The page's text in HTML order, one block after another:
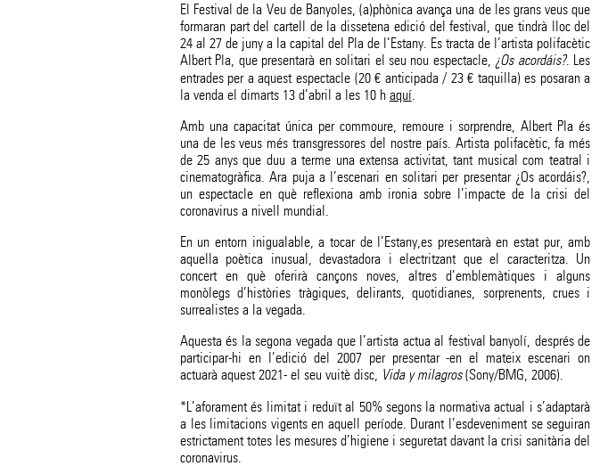
El Festival de la Veu de Banyoles, (a)phònica avança una de les grans veus que
formaran part del cartell de la dissetena edició del festival, que tindrà lloc del
24 al 27 de juny a la capital del Pla de l’Estany. Es tracta de l’artista polifacètic
Albert Pla, que presentarà en solitari el seu nou espectacle, ¿Os acordáis?. Les
entrades per a aquest espectacle (20 € anticipada / 23 € taquilla) es posaran a
la venda el dimarts 13 d’abril a les 10 h aquí.
Amb una capacitat única per commoure, remoure i sorprendre, Albert Pla és
una de les veus més transgressores del nostre país. Artista polifacètic, fa més
de 25 anys que duu a terme una extensa activitat, tant musical com teatral i
cinematogràfica. Ara puja a l’escenari en solitari per presentar ¿Os acordáis?,
un espectacle en què reflexiona amb ironia sobre l’impacte de la crisi del
coronavirus a nivell mundial.
En un entorn inigualable, a tocar de l’Estany,es presentarà en estat pur, amb
aquella poètica inusual, devastadora i electritzant que el caracteritza. Un
concert en què oferirà cançons noves, altres d’emblemàtiques i alguns
monòlegs d’històries tràgiques, delirants, quotidianes, sorprenents, crues i
surrealistes a la vegada.
Aquesta és la segona vegada que l’artista actua al festival banyolí, després de
participar-hi en l’edició del 2007 per presentar -en el mateix escenari on
actuarà aquest 2021- el seu vuitè disc, Vida y milagros(Sony/BMG, 2006).
*L’aforament és limitat i reduït al 50% segons la normativa actual i s’adaptarà
a les limitacions vigents en aquell període. Durant l’esdeveniment se seguiran
estrictament totes les mesures d’higiene i seguretat davant la crisi sanitària del
coronavirus.